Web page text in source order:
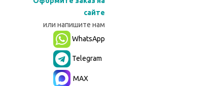
сайте
илинапишите нам
WhatsApp
Telegram
MAX